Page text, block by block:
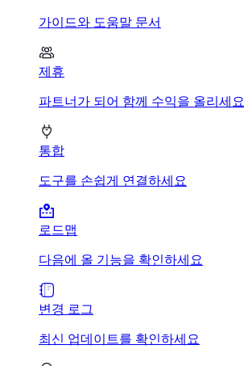
가이드와 도움말 문서
제휴
파트너가 되어 함께 수익을 올리세요
통합
도구를 손쉽게 연결하세요
로드맵
다음에 올 기능을 확인하세요
변경 로그
최신 업데이트를 확인하세요